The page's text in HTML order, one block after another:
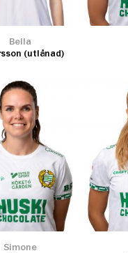
Bella
(utlånad)
Simone